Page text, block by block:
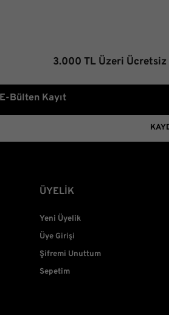
3.000 TL Üzeri Ücretsiz
E-Bülten Kayıt
ÜYELİK
Yeni Üyelik
Üye Girişi
Şifremi Unuttum
Sepetim